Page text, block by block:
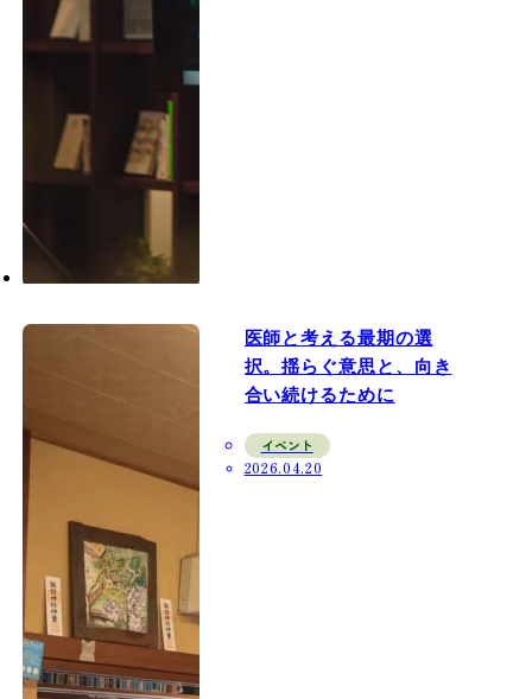
医師と考える最期の選
択。揺らぐ意思と、向き
合い続けるために
イベント
2026.04.20